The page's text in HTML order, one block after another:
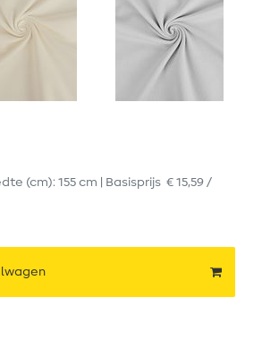
(cm): 155 cm | Basisprijs€ 15,59 /